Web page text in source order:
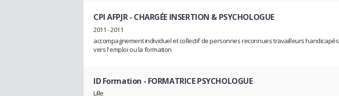
CPI AFPJR- CHARGÉE INSERTION & PSYCHOLOGUE
2011 - 2011
accompagnement individuel et collectif de personnes reconnues travailleurs handicapés
vers l'emploi ou la formation
ID Formation - FORMATRICE PSYCHOLOGUE
Lille